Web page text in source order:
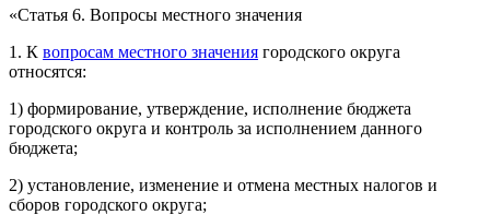
«Статья 6. Вопросы местного значения
1. К вопросам местного значения городского округа
относятся:
1) формирование, утверждение, исполнение бюджета
городского округа и контроль за исполнением данного
бюджета;
2) установление, изменение и отмена местных налогов и
сборов городского округа;